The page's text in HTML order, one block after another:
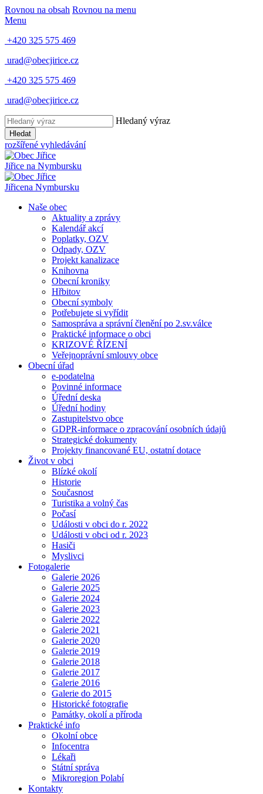
Rovnou na obsah Rovnou na menu
Menu
+420 325 575 469
urad@obecjirice.cz
+420 325 575 469
urad@obecjirice.cz
Hledaný výraz
Hledat
rozšířené vyhledávání
Jiřice na Nymbursku
Jiřicena Nymbursku
Naše obec
Aktuality a zprávy
Kalendář akcí
Poplatky, OZV
Odpady, OZV
Projekt kanalizace
Knihovna
Obecní kroniky
Hřbitov
Obecní symboly
Potřebujete si vyřídit
Samospráva a správní členění po 2.sv.válce
Praktické informace o obci
KRIZOVÉ ŘÍZENÍ
Veřejnoprávní smlouvy obce
Obecní úřad
e-podatelna
Povinné informace
Úřední deska
Úřední hodiny
Zastupitelstvo obce
GDPR-informace o zpracování osobních údajů
Strategické dokumenty
Projekty financované EU, ostatní dotace
Život v obci
Blízké okolí
Historie
Současnost
Turistika a volný čas
Počasí
Události v obci do r. 2022
Události v obci od r. 2023
Hasiči
Myslivci
Fotogalerie
Galerie 2026
Galerie 2025
Galerie 2024
Galerie 2023
Galerie 2022
Galerie 2021
Galerie 2020
Galerie 2019
Galerie 2018
Galerie 2017
Galerie 2016
Galerie do 2015
Historické fotografie
Památky, okolí a příroda
Praktické info
Okolní obce
Infocentra
Lékaři
Státní správa
Mikroregion Polabí
Kontakty